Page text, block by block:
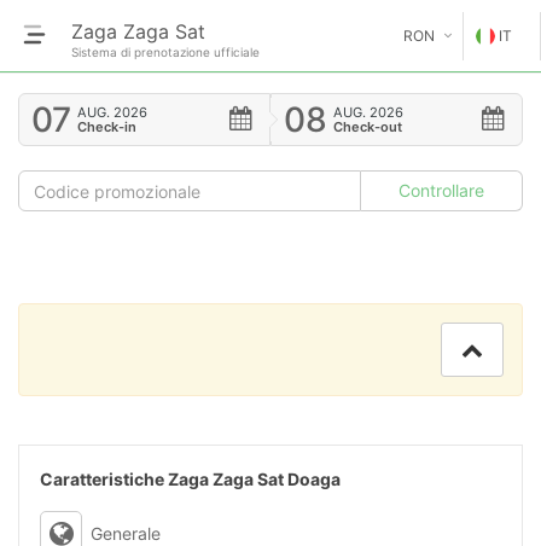
Zaga Zaga Sat
Sistema di prenotazione ufficiale
RON
€
$
£
IT
EN
GE
GR
RO
07 AUG. 2026
Check-in
08 AUG. 2026
Check-out
Caratteristiche Zaga Zaga Sat Doaga
Generale